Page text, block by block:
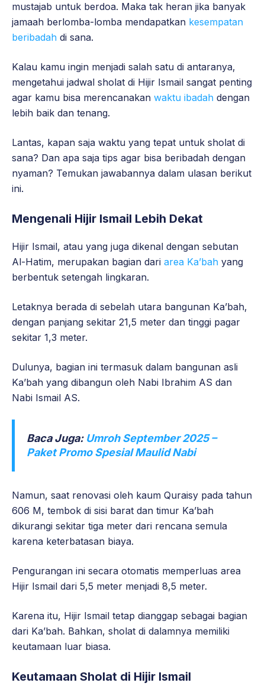
mustajab untuk berdoa. Maka tak heran jika banyak
jamaah berlomba-lomba mendapatkan kesempatan
beribadah di sana.
Kalau kamu ingin menjadi salah satu di antaranya,
mengetahui jadwal sholat di Hijir Ismail sangat penting
agar kamu bisa merencanakan waktu ibadah dengan
lebih baik dan tenang.
Lantas, kapan saja waktu yang tepat untuk sholat di
sana? Dan apa saja tips agar bisa beribadah dengan
nyaman? Temukan jawabannya dalam ulasan berikut
ini.
Mengenali Hijir Ismail Lebih Dekat
Hijir Ismail, atau yang juga dikenal dengan sebutan
Al-Hatim, merupakan bagian dari area Ka’bah yang
berbentuk setengah lingkaran.
Letaknya berada di sebelah utara bangunan Ka’bah,
dengan panjang sekitar 21,5 meter dan tinggi pagar
sekitar 1,3 meter.
Dulunya, bagian ini termasuk dalam bangunan asli
Ka’bah yang dibangun oleh Nabi Ibrahim AS dan
Nabi Ismail AS.
Baca Juga: Umroh September 2025 –
Paket Promo Spesial Maulid Nabi
Namun, saat renovasi oleh kaum Quraisy pada tahun
606 M, tembok di sisi barat dan timur Ka’bah
dikurangi sekitar tiga meter dari rencana semula
karena keterbatasan biaya.
Pengurangan ini secara otomatis memperluas area
Hijir Ismail dari 5,5 meter menjadi 8,5 meter.
Karena itu, Hijir Ismail tetap dianggap sebagai bagian
dari Ka’bah. Bahkan, sholat di dalamnya memiliki
keutamaan luar biasa.
Keutamaan Sholat di Hijir Ismail